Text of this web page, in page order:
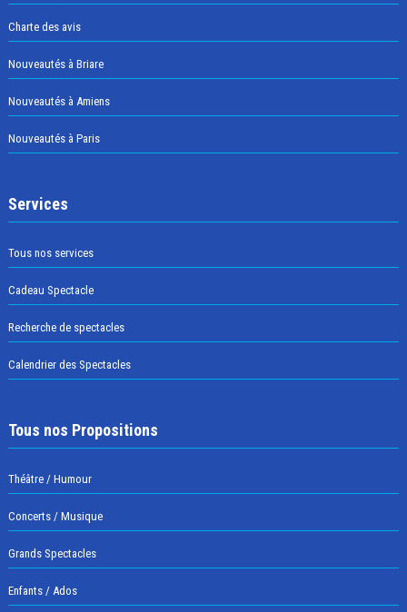
Charte des avis
Nouveautés à Briare
Nouveautés à Amiens
Nouveautés à Paris
Services
Tous nos services
Cadeau Spectacle
Recherche de spectacles
Calendrier des Spectacles
Tous nos Propositions
Théâtre / Humour
Concerts / Musique
Grands Spectacles
Enfants / Ados